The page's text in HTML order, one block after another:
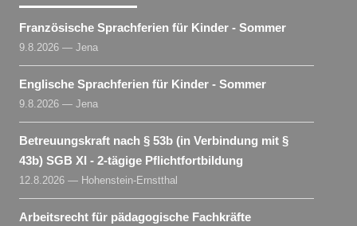
Französische Sprachferien für Kinder - Sommer
9.8.2026 — Jena
Englische Sprachferien für Kinder - Sommer
9.8.2026 — Jena
Betreuungskraft nach § 53b (in Verbindung mit §
43b) SGB XI - 2-tägige Pflichtfortbildung
12.8.2026 — Hohenstein-Ernstthal
Arbeitsrecht für pädagogische Fachkräfte